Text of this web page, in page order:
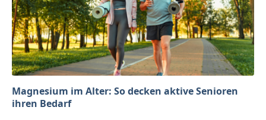
Magnesium im Alter: So decken aktive Senioren
ihren Bedarf